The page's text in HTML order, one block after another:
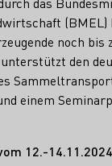
(BMEL)
noch bis
unterstützt den
einem
12.-14.11.2024